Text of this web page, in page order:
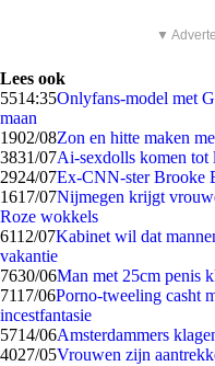
▼
Lees ook
5514:35Onlyfans-model met
maan
1902/08Zon en hitte maken
3831/07Ai-sexdolls komen tot
2924/07Ex-CNN-ster Brooke
1617/07Nijmegen krijgt
Roze wokkels
6112/07Kabinet wil dat
vakantie
7630/06Man met 25cm penis
7117/06Porno-tweeling casht
incestfantasie
5714/06Amsterdammers
4027/05Vrouwen zijn